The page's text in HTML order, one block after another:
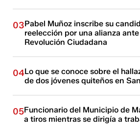
03Pabel Muñoz inscribe su
reelección por una alianza
Revolución Ciudadana
04Lo que se conoce sobre el
de dos jóvenes quiteños en
05Funcionario del Municipio de
a tiros mientras se dirigía a